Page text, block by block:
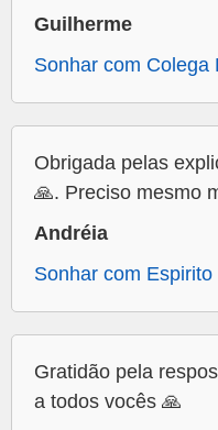
Guilherme
Sonhar com Colega
Obrigada pelas
🙏. Preciso mesmo
Andréia
Sonhar com
Gratidão pela
a todos vocês 🙏